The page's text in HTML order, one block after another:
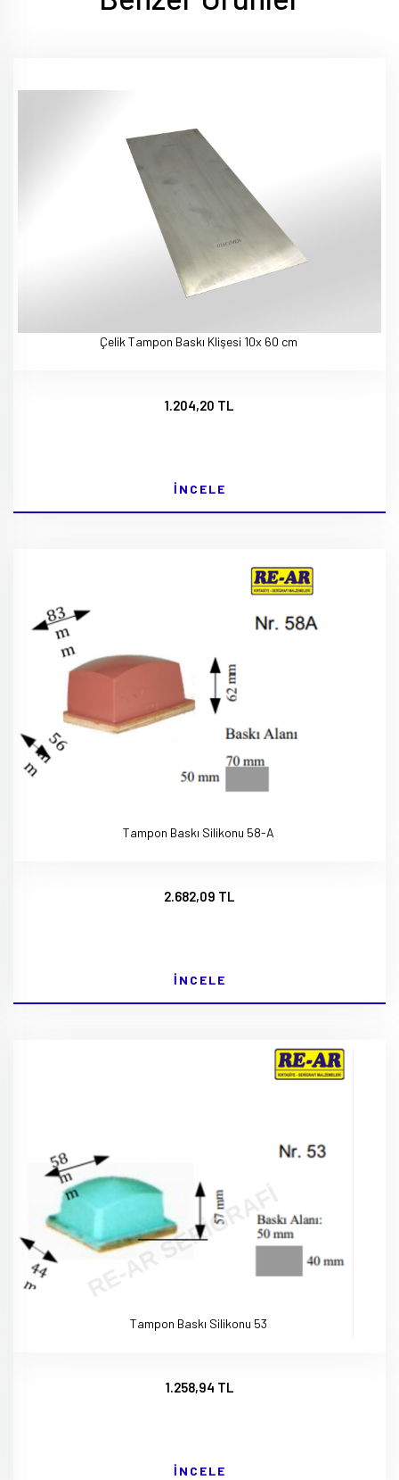
Çelik Tampon Baskı Klişesi 10x 60 cm
1.204,20 TL
İNCELE
Tampon Baskı Silikonu 58-A
2.682,09 TL
İNCELE
Tampon Baskı Silikonu 53
1.258,94 TL
İNCELE